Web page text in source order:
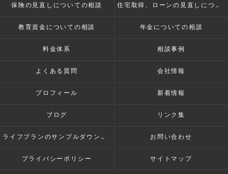
保険の見直しについての相談 住宅取得、ローンの見直しについての相談
教育資金についての相談 年金についての相談
料金体系 相談事例
よくある質問 会社情報
プロフィール 新着情報
ブログ リンク集
ライフプランのサンプルダウンロード お問い合わせ
プライバシーポリシー サイトマップ